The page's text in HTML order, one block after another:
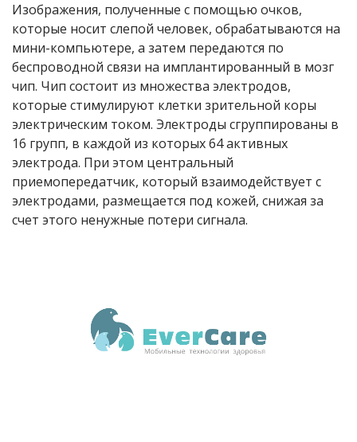
Изображения, полученные с помощью очков,
которые носит слепой человек, обрабатываются на
мини-компьютере, а затем передаются по
беспроводной связи на имплантированный в мозг
чип. Чип состоит из множества электродов,
которые стимулируют клетки зрительной коры
электрическим током. Электроды сгруппированы в
16 групп, в каждой из которых 64 активных
электрода. При этом центральный
приемопередатчик, который взаимодействует с
электродами, размещается под кожей, снижая за
счет этого ненужные потери сигнала.